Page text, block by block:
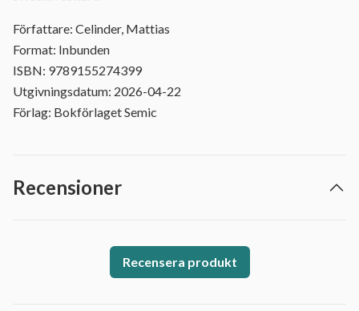
Författare: Celinder, Mattias
Format: Inbunden
ISBN: 9789155274399
Utgivningsdatum: 2026-04-22
Förlag: Bokförlaget Semic
Recensioner
Recensera produkt